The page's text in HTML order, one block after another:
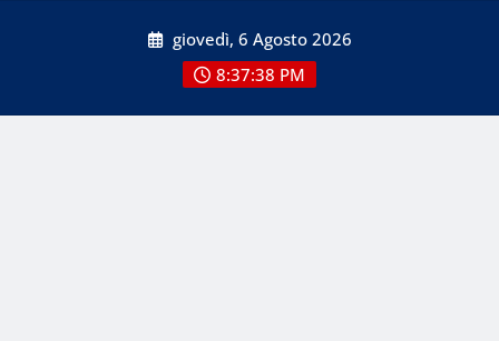
giovedì, 6 Agosto 2026
8:37:39 PM